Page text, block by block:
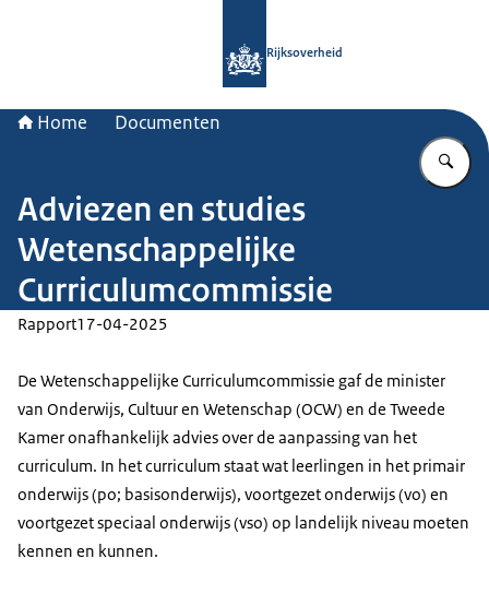
Rijksoverheid
Home Documenten
Adviezen en studies
Wetenschappelijke
Curriculumcommissie
Rapport17-04-2025
De Wetenschappelijke Curriculumcommissie gaf de minister
van Onderwijs, Cultuur en Wetenschap (OCW) en de Tweede
Kamer onafhankelijk advies over de aanpassing van het
curriculum. In het curriculum staat wat leerlingen in het primair
onderwijs (po; basisonderwijs), voortgezet onderwijs (vo) en
voortgezet speciaal onderwijs (vso) op landelijk niveau moeten
kennen en kunnen.